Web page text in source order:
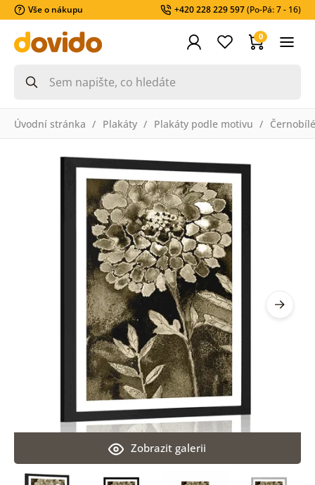
Vše o nákupu +420 228 229 597(Po-Pá: 7 - 16)
0
Úvodní stránka Plakáty Plakáty podle motivu Černobílé
Zobrazit galerii